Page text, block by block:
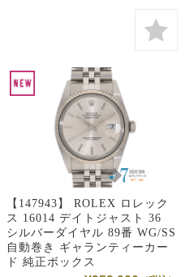
【147943】 ROLEX ロレック
ス 16014 デイトジャスト 36
シルバーダイヤル 89番 WG/SS
自動巻き ギャランティーカー
ド 純正ボックス